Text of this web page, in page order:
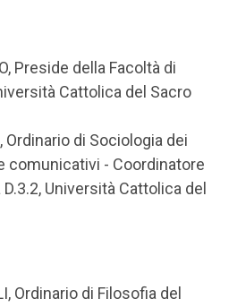
Preside della Facoltà di
Cattolica del Sacro
Ordinario di Sociologia dei
comunicativi - Coordinatore
Università Cattolica del
Ordinario di Filosofia del